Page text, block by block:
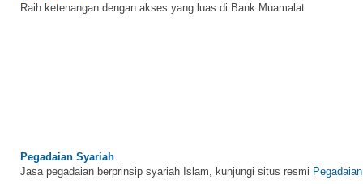
Raih ketenangan dengan akses yang luas di Bank Muamalat
Pegadaian Syariah
Jasa pegadaian berprinsip syariah Islam, kunjungi situs resmi